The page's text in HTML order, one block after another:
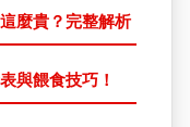
麼貴？完整解析
與餵食技巧！